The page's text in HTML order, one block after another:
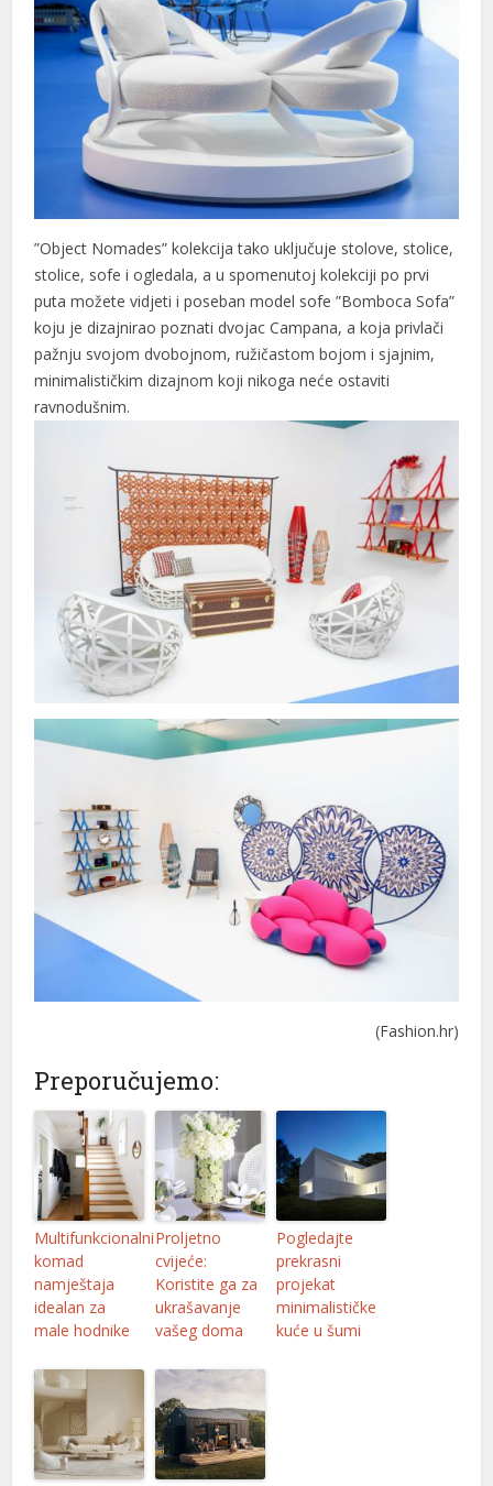
”Object Nomades” kolekcija tako uključuje stolove, stolice,
stolice, sofe i ogledala, a u spomenutoj kolekciji po prvi
puta možete vidjeti i poseban model sofe ”Bomboca Sofa”
koju je dizajnirao poznati dvojac Campana, a koja privlači
pažnju svojom dvobojnom, ružičastom bojom i sjajnim,
minimalističkim dizajnom koji nikoga neće ostaviti
ravnodušnim.
(Fashion.hr)
Preporučujemo:
Multifunkcionalni
komad
namještaja
idealan za
male hodnike
Proljetno
cvijeće:
Koristite ga za
ukrašavanje
vašeg doma
Pogledajte
prekrasni
projekat
minimalističke
kuće u šumi